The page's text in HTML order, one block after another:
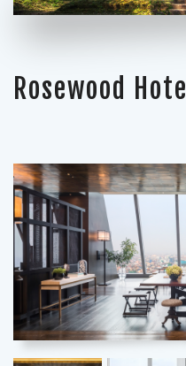
Rosewood Hotel